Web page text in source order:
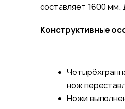
составляет 1600 мм.
Конструктивные
нож
Ножи